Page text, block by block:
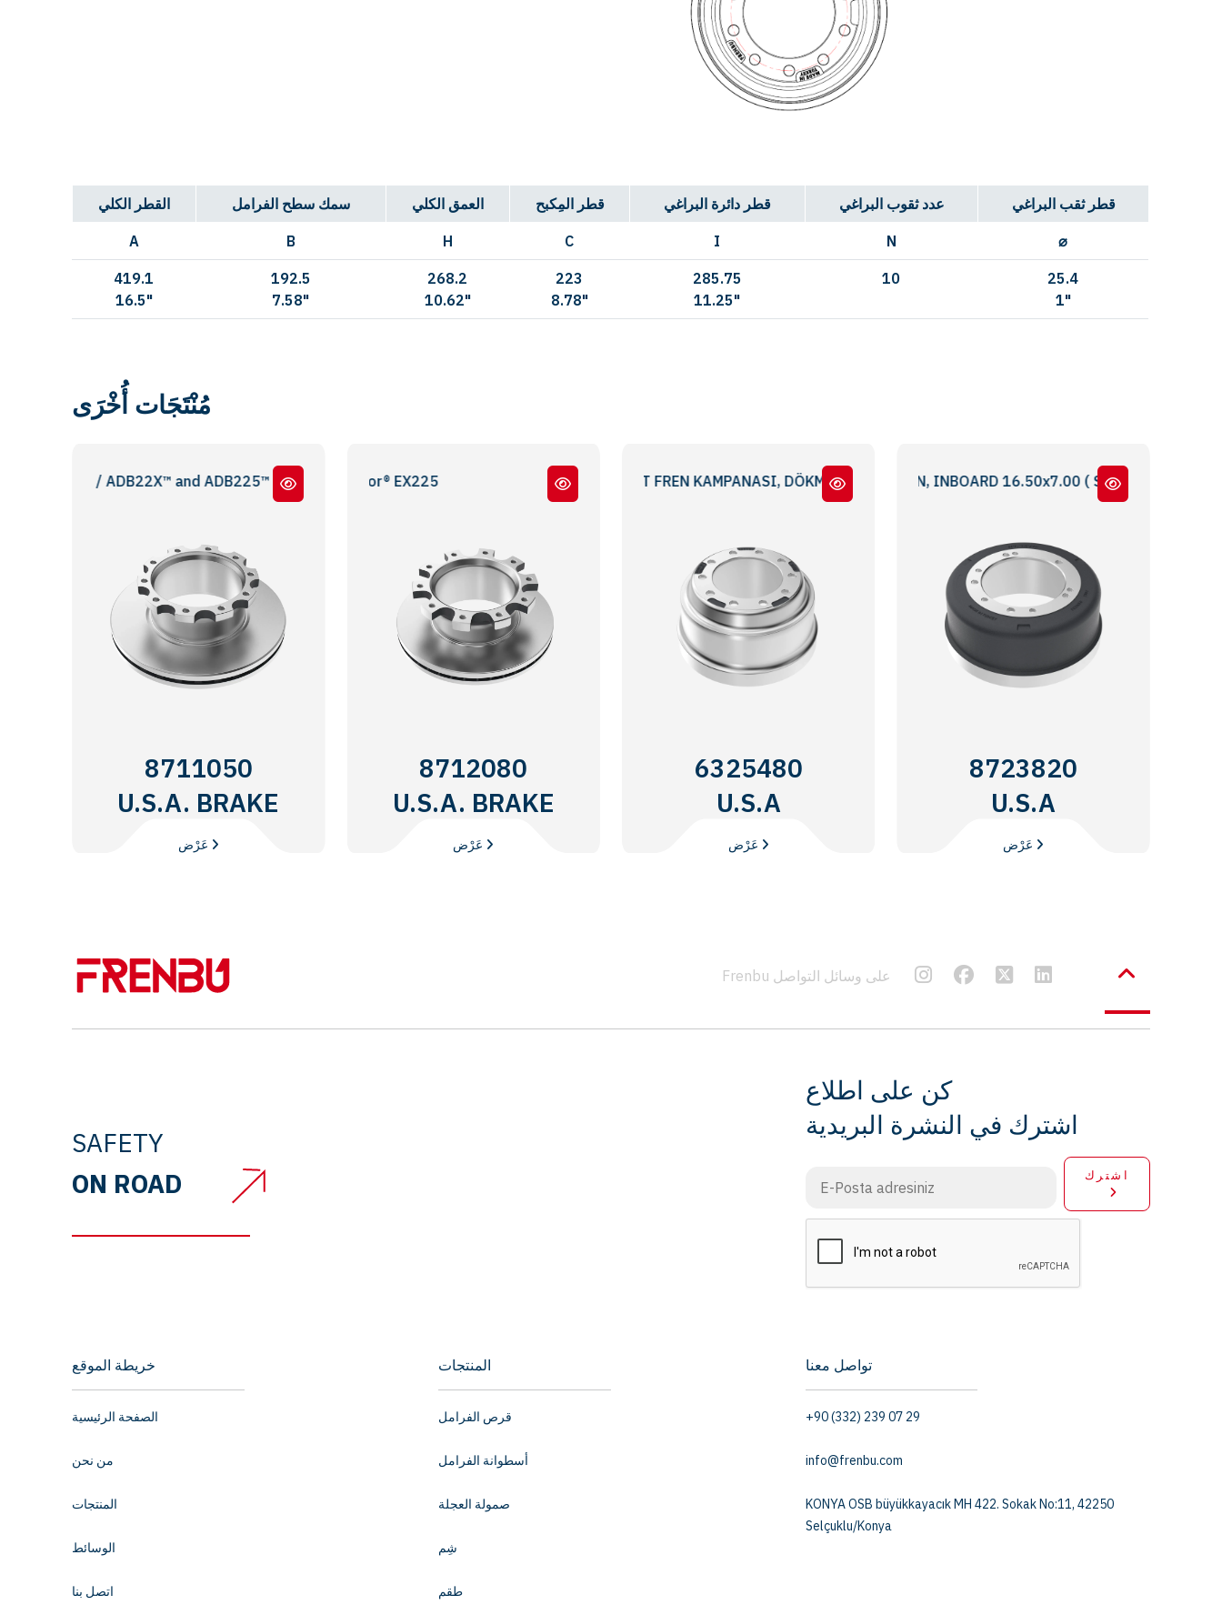
القطر الكلي سمك سطح الفرامل العمق الكلي قطر المِكبح قطر دائرة البراغي عدد ثقوب البراغي قطر ثقب البراغي
A B H C I N ⌀
419.1
16.5"
192.5
7.58"
268.2
10.62"
223
8.78"
285.75
11.25"
10
25.4
1"
مُنْتَجَات أُخْرَى
/ ADB22X™ and ADB225™
8711050
U.S.A. BRAKE
DISC
Meritor® EX225
8712080
U.S.A. BRAKE
DISC
DIŞ İŞLEMELİ STANDART FREN KAMPANASI, DÖKME DEMİR, DIŞTAN TAKMA 16.50x7.00 STANDARD BRAKE DRUM
6325480
U.S.A
BRAKE DRUM, CAST IRON, INBOARD 16.50x7.00 ( SPECIAL INFORMATION : 5 &
8723820
U.S.A
Frenbu على وسائل التواصل
SAFETY
ON ROAD
كن على اطلاع
اشترك في النشرة البريدية
خريطة الموقع
الصفحة الرئيسية
من نحن
المنتجات
الوسائط
اتصل بنا
المنتجات
قرص الفرامل
أسطوانة الفرامل
صمولة العجلة
شِم
طقم
تواصل معنا
+90 (332) 239 07 29
info@frenbu.com
KONYA OSB büyükkayacık MH 422. Sokak No:11, 42250
Selçuklu/Konya